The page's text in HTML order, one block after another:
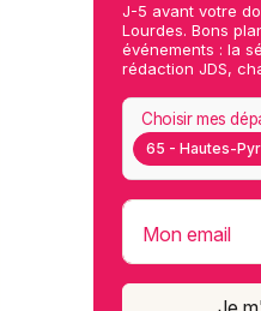
J-5 avant votre
Lourdes. Bons
événements : la
rédaction JDS,
65 - Hautes-
Choisir mes
Mon email